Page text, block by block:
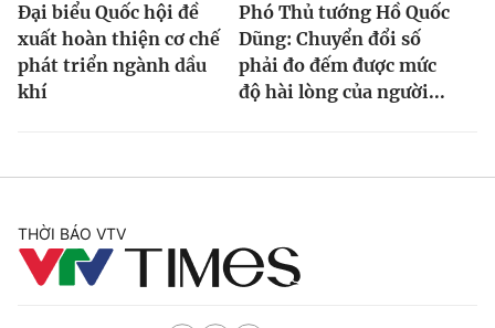
Đại biểu Quốc hội đề
xuất hoàn thiện cơ chế
phát triển ngành dầu
khí
Phó Thủ tướng Hồ Quốc
Dũng: Chuyển đổi số
phải đo đếm được mức
độ hài lòng của người...
THỜI BÁO VTV